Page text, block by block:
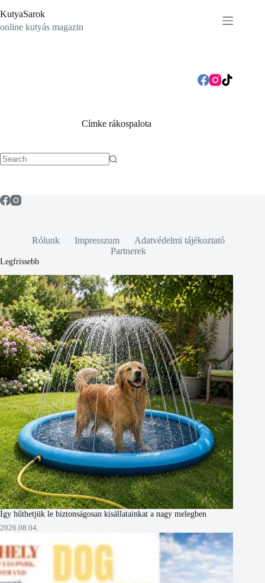
to
content
KutyaSarok
online kutyás magazin
Címke rákospalota
Rólunk Impresszum
Adatvédelmi tájékoztató
Partnerek
Legfrissebb
Így hűthetjük le biztonságosan kisállatainkat a nagy melegben
2026.08.04.